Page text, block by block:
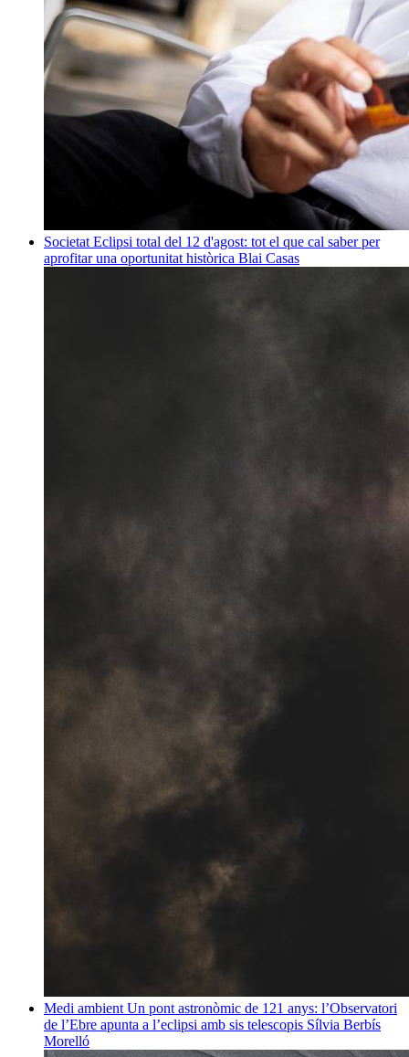
Societat Eclipsi total del 12 d'agost: tot el que cal saber per
aprofitar una oportunitat històrica Blai Casas
Medi ambient Un pont astronòmic de 121 anys: l’Observatori
de l’Ebre apunta a l’eclipsi amb sis telescopis Sílvia Berbís
Morelló